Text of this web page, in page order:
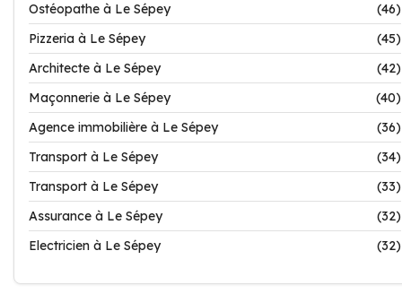
Ostéopathe à Le Sépey
(46)
Pizzeria à Le Sépey
(45)
Architecte à Le Sépey
(42)
Maçonnerie à Le Sépey
(40)
Agence immobilière à Le Sépey
(36)
Transport à Le Sépey
(34)
Transport à Le Sépey
(33)
Assurance à Le Sépey
(32)
Electricien à Le Sépey
(32)